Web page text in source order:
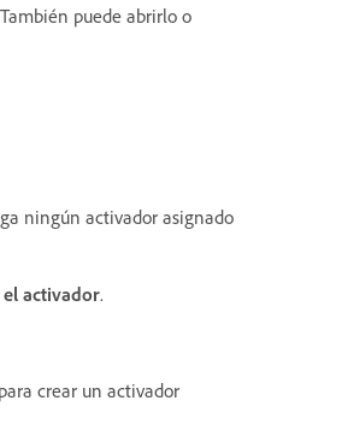
puede abrirlo o
ningún activador asignado
el activador.
crear un activador